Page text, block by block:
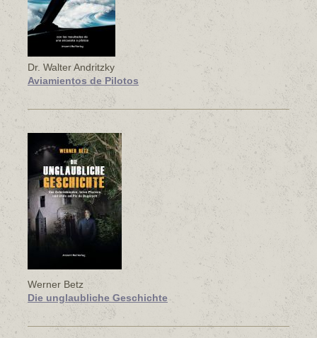
Dr. Walter Andritzky
Aviamientos de Pilotos
Werner Betz
Die unglaubliche Geschichte